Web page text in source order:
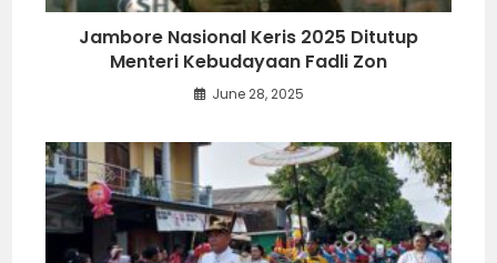
Jambore Nasional Keris 2025 Ditutup
Menteri Kebudayaan Fadli Zon
June 28, 2025